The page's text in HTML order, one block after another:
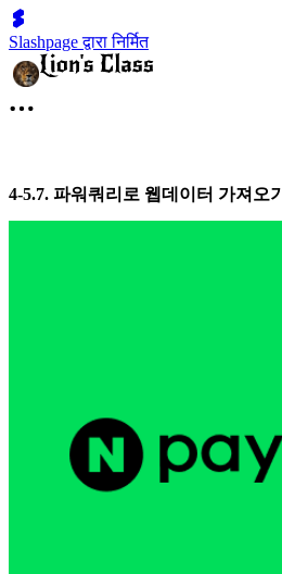
Slashpage द्वारा निर्मित
4-5.7. 파워쿼리로 웹데이터 가져오기